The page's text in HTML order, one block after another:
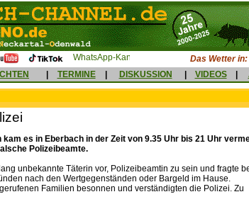
Das Wetter in:
TERMINE DISKUSSION VIDEOS
es in Eberbach in der Zeit von 9.35 Uhr bis 21 Uhr
Polizeibeamte.
unbekannte Täterin vor, Polizeibeamtin zu sein und fragte
nach den Wertgegenständen oder Bargeld im Hause.
Familien besonnen und verständigten die Polizei. Zu